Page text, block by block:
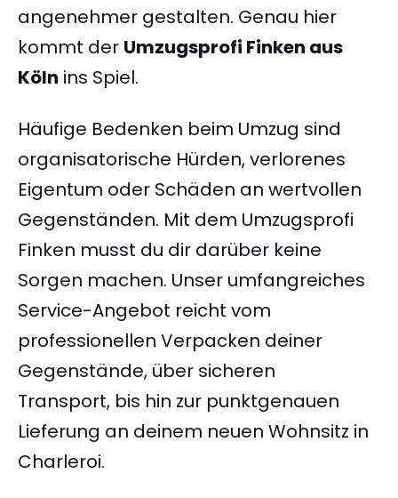
angenehmer gestalten. Genau hier
kommt der Umzugsprofi Finken aus
Köln ins Spiel.
Häufige Bedenken beim Umzug sind
organisatorische Hürden, verlorenes
Eigentum oder Schäden an wertvollen
Gegenständen. Mit dem Umzugsprofi
Finken musst du dir darüber keine
Sorgen machen. Unser umfangreiches
Service-Angebot reicht vom
professionellen Verpacken deiner
Gegenstände, über sicheren
Transport, bis hin zur punktgenauen
Lieferung an deinem neuen Wohnsitz in
Charleroi.